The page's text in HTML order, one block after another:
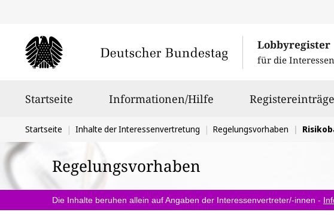
Lobbyregister
für die
Startseite Informationen/Hilfe Registereinträge
Sie
befinden
sich
hier:
Startseite Inhalte der Interessenvertretung Regelungsvorhaben Risikobasierter
Regelungsvorhaben
Die Inhalte beruhen allein auf Angaben der Interessenvertreter/-innen -